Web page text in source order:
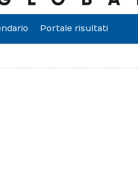
Portale risultati